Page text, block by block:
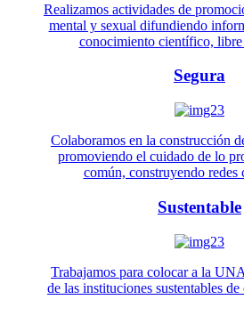
Realizamos actividades de
mental y sexual difundiendo
conocimiento científico,
Segura
Colaboramos en la construcción
promoviendo el cuidado de lo
común, construyendo redes
Sustentable
Trabajamos para colocar a la
de las instituciones sustentables